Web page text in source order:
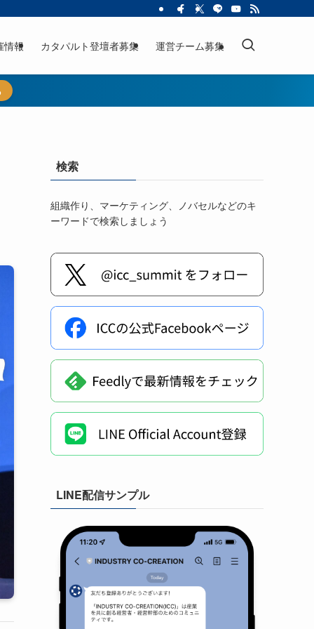
情報 カタパルト登壇者募集 運営チーム募集
検索
組織作り、マーケティング、ノバセルなどのキ
ーワードで検索しましょう
LINE配信サンプル